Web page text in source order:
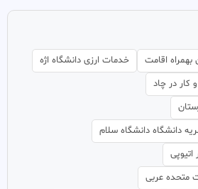
بهمراه اقامت
خدمات ارزی دانشگاه اژه
کار در چاد
دانشگاه دانشگاه سلام
متحده عربی